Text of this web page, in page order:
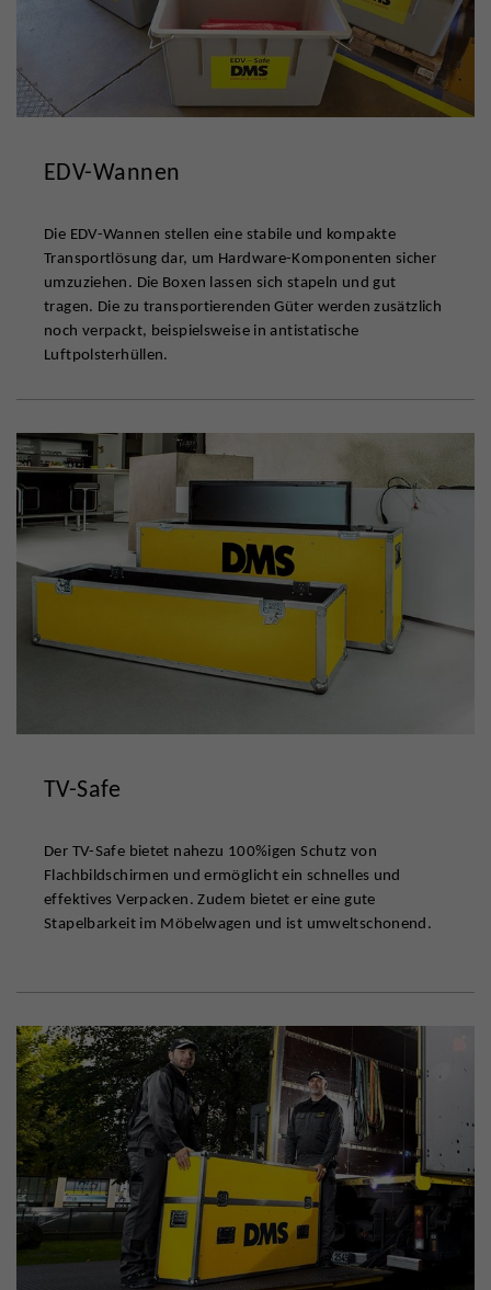
EDV-Wannen
Die EDV-Wannen stellen eine stabile und kompakte
Transportlösung dar, um Hardware-Komponenten sicher
umzuziehen. Die Boxen lassen sich stapeln und gut
tragen. Die zu transportierenden Güter werden zusätzlich
noch verpackt, beispielsweise in antistatische
Luftpolsterhüllen.
TV-Safe
Der TV-Safe bietet nahezu 100%igen Schutz von
Flachbildschirmen und ermöglicht ein schnelles und
effektives Verpacken. Zudem bietet er eine gute
Stapelbarkeit im Möbelwagen und ist umweltschonend.